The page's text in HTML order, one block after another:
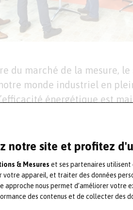
notre site et profitez
& Mesures et ses partenaires utilisent
votre appareil, et traiter des données
approche nous permet d’améliorer votre
des contenus et de collecter des
du marché de la mesure, le
monde industriel en
énergétique est
industrielles. Les défis liés à
sur de plus en plus
sur MSE2024.
convivial, organisé par le
les questions de mesure